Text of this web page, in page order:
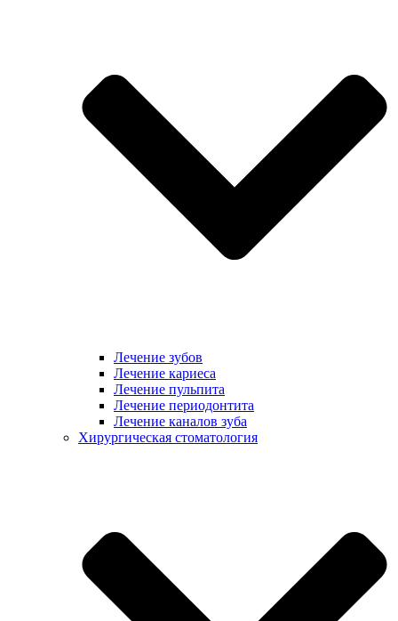
Лечение зубов
Лечение кариеса
Лечение пульпита
Лечение периодонтита
Лечение каналов зуба
Хирургическая стоматология